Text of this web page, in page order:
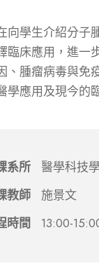
向學生介紹分子
臨床應用，進一
、腫瘤病毒與免
學應用及現今的
系所 醫學科技
教師
施景文
時間
13:00-